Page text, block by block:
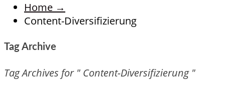
Home →
Content-Diversifizierung
Tag Archive
Tag Archives for " Content-Diversifizierung "